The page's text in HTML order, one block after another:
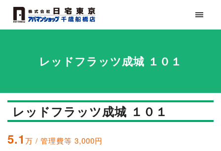
レッドフラッツ成城 １０１
レッドフラッツ成城 １０１
5.1 万 / 管理費等 3,000円